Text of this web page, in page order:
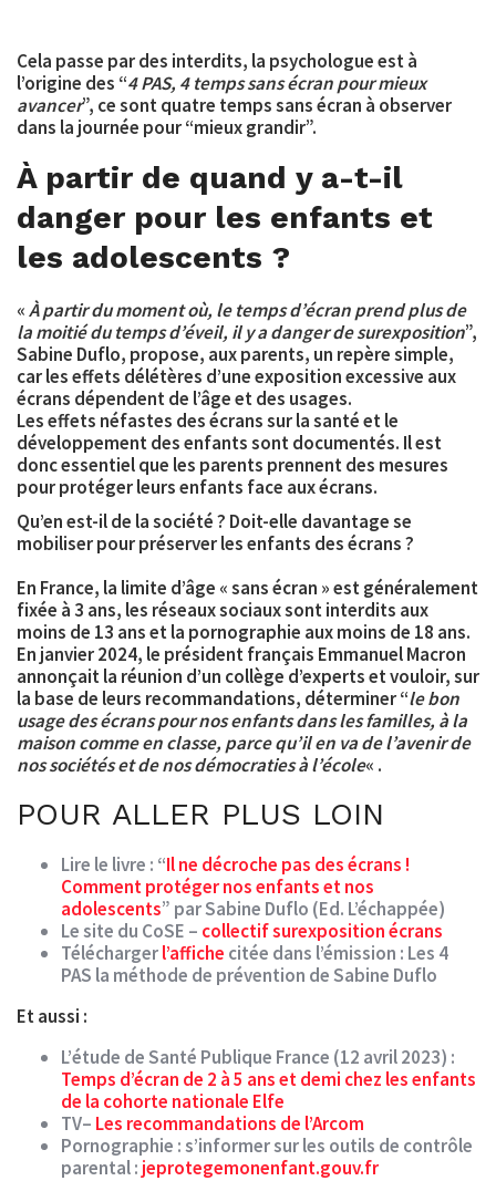
Cela passe par des interdits, la psychologue est à
l’origine des “4 PAS, 4 temps sans écran pour mieux
avancer”, ce sont quatre temps sans écran à observer
dans la journée pour “mieux grandir”.
À partir de quand y a-t-il
danger pour les enfants et
les adolescents ?
«À partir du moment où, le temps d’écran prend plus de
la moitié du temps d’éveil, il y a danger de surexposition”,
Sabine Duflo, propose, aux parents, un repère simple,
car les effets délétères d’une exposition excessive aux
écrans dépendent de l’âge et des usages.
Les effets néfastes des écrans sur la santé et le
développement des enfants sont documentés. Il est
donc essentiel que les parents prennent des mesures
pour protéger leurs enfants face aux écrans.
Qu’en est-il de la société ? Doit-elle davantage se
mobiliser pour préserver les enfants des écrans ?
En France, la limite d’âge « sans écran » est généralement
fixée à 3 ans, les réseaux sociaux sont interdits aux
moins de 13 ans et la pornographie aux moins de 18 ans.
En janvier 2024, le président français Emmanuel Macron
annonçait la réunion d’un collège d’experts et vouloir, sur
la base de leurs recommandations, déterminer “le bon
usage des écrans pour nos enfants dans les familles, à la
maison comme en classe, parce qu’il en va de l’avenir de
nos sociétés et de nos démocraties à l’école« .
POUR ALLER PLUS LOIN
Lire le livre : “Il ne décroche pas des écrans !
Comment protéger nos enfants et nos
adolescents” par Sabine Duflo (Ed. L’échappée)
Le site du CoSE – collectif surexposition écrans
Téléchargerl’affiche citée dans l’émission : Les 4
PAS la méthode de prévention de Sabine Duflo
Et aussi :
L’étude de Santé Publique France (12 avril 2023) :
Temps d’écran de 2 à 5 ans et demi chez les enfants
de la cohorte nationale Elfe
TV– Les recommandations de l’Arcom
Pornographie : s’informer sur les outils de contrôle
parental : jeprotegemonenfant.gouv.fr